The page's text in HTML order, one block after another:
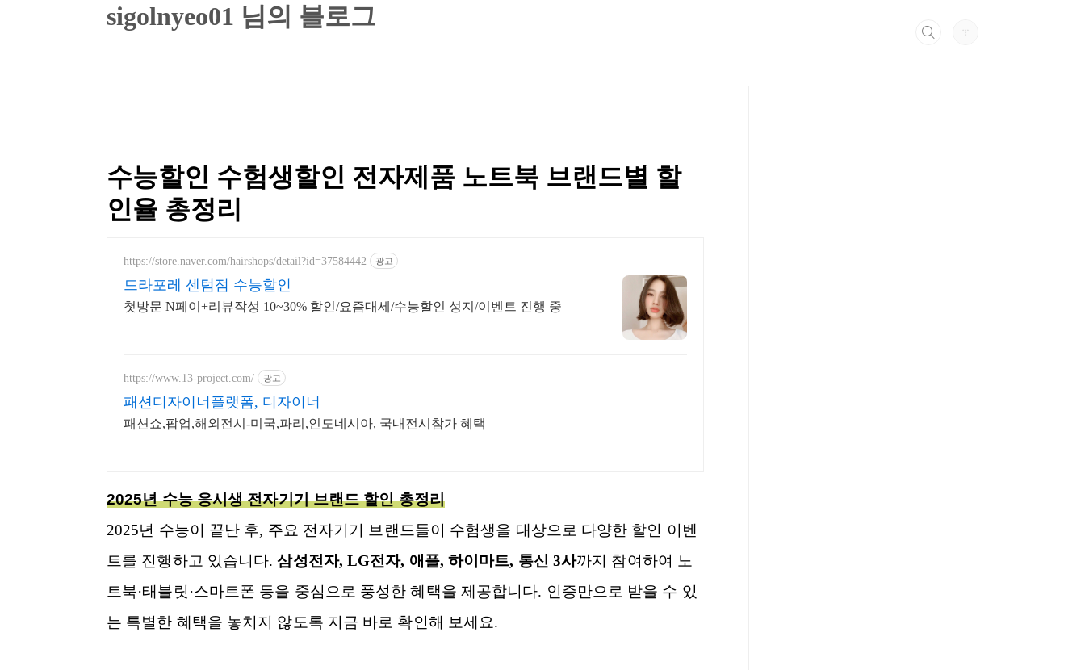
sigolnyeo01 님의 블로그
수능할인 수험생할인 전자제품 노트북 브랜드별 할
인율 총정리
https://store.naver.com/hairshops/detail?id=37584442 광고
드라포레 센텀점 수능할인
첫방문 N페이+리뷰작성 10~30% 할인/요즘대세/수능할인 성지/이벤트 진행 중
https://www.13-project.com/ 광고
패션디자이너플랫폼, 디자이너
패션쇼,팝업,해외전시-미국,파리,인도네시아, 국내전시참가 혜택
2025년 수능 응시생 전자기기 브랜드 할인 총정리
2025년 수능이 끝난 후, 주요 전자기기 브랜드들이 수험생을 대상으로 다양한 할인 이벤
트를 진행하고 있습니다.삼성전자, LG전자, 애플, 하이마트, 통신 3사까지 참여하여 노
트북·태블릿·스마트폰 등을 중심으로 풍성한 혜택을 제공합니다. 인증만으로 받을 수 있
는 특별한 혜택을 놓치지 않도록 지금 바로 확인해 보세요.